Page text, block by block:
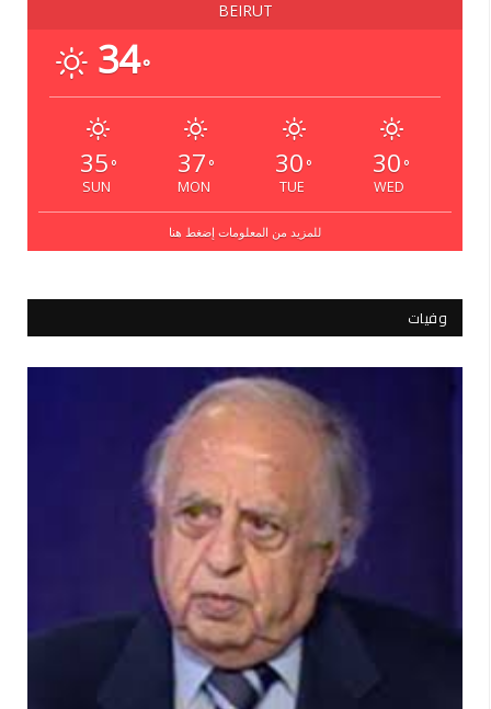
BEIRUT
34°
35 °
SUN
37 °
MON
30 °
TUE
30 °
WED
للمزيد من المعلومات إضغط هنا
وفيات